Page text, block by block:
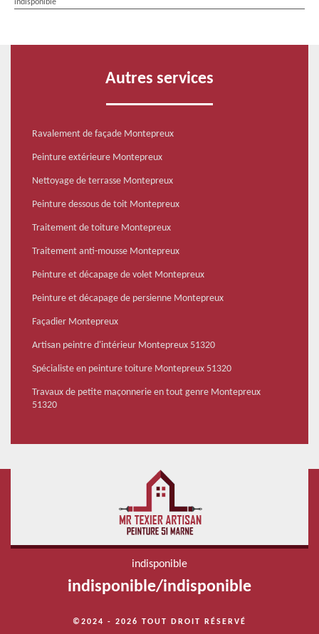
indisponible
Autres services
Ravalement de façade Montepreux
Peinture extérieure Montepreux
Nettoyage de terrasse Montepreux
Peinture dessous de toit Montepreux
Traitement de toiture Montepreux
Traitement anti-mousse Montepreux
Peinture et décapage de volet Montepreux
Peinture et décapage de persienne Montepreux
Façadier Montepreux
Artisan peintre d'intérieur Montepreux 51320
Spécialiste en peinture toiture Montepreux 51320
Travaux de petite maçonnerie en tout genre Montepreux
51320
indisponible
indisponible/indisponible
©2024 - 2026 TOUT DROIT RÉSERVÉ